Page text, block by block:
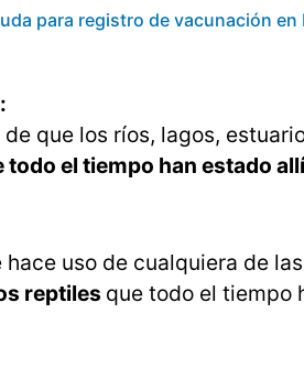
para registro de vacunación en
que los ríos, lagos,
todo el tiempo han estado
hace uso de cualquiera de
reptiles que todo el tiempo